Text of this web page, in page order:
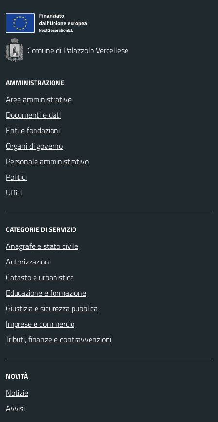
Comune di Palazzolo Vercellese
AMMINISTRAZIONE
Aree amministrative
Documenti e dati
Enti e fondazioni
Organi di governo
Personale amministrativo
Politici
Uffici
CATEGORIE DI SERVIZIO
Anagrafe e stato civile
Autorizzazioni
Catasto e urbanistica
Educazione e formazione
Giustizia e sicurezza pubblica
Imprese e commercio
Tributi, finanze e contravvenzioni
NOVITÀ
Notizie
Avvisi